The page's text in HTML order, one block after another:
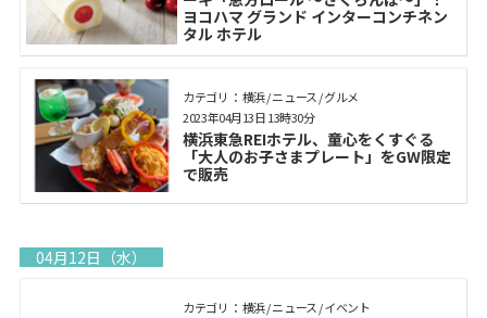
ヨコハマ グランド インターコンチネン
タル ホテル
カテゴリ： 横浜 / ニュース / グルメ
横浜東急REIホテル、童心をくすぐる
「大人のお子さまプレート」をGW限定
で販売
2023年04月13日 13時30分
04月12日（水）
カテゴリ： 横浜 / ニュース / イベント